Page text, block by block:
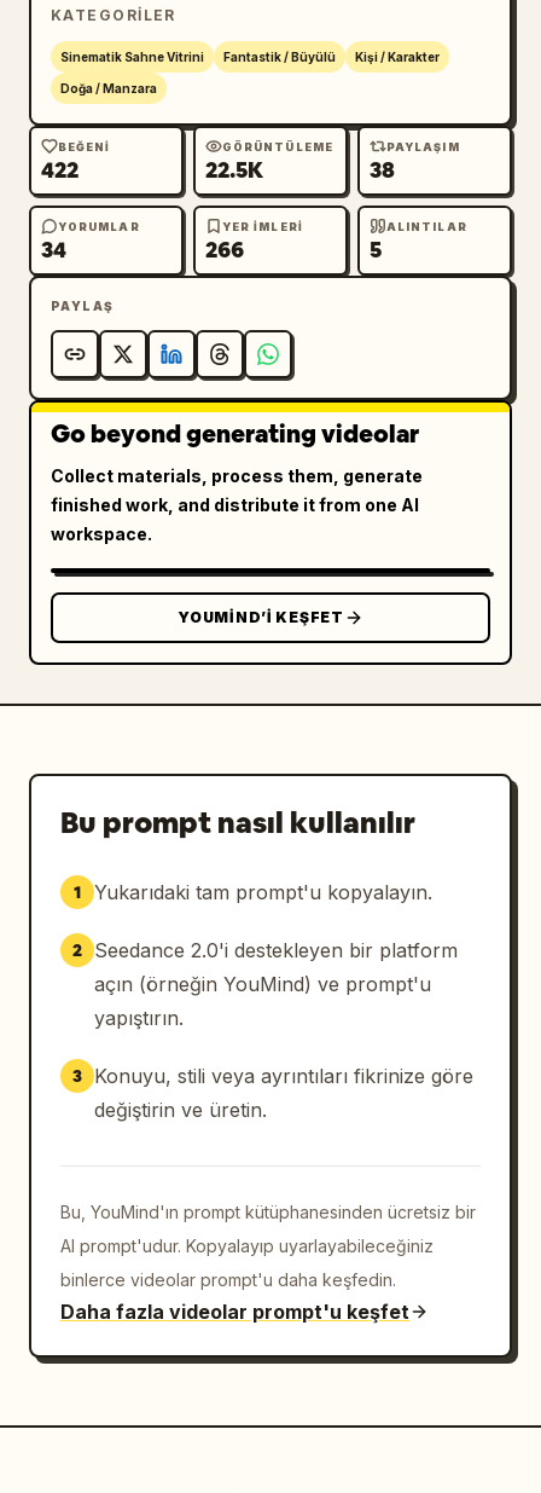
KATEGORILER
Sinematik Sahne Vitrini Fantastik / Büyülü Kişi / Karakter
Doğa / Manzara
BEĞENI
422
GÖRÜNTÜLEME
22.5K
PAYLAŞIM
38
YORUMLAR
34
YER IMLERI
266
ALINTILAR
5
PAYLAŞ
Go beyond generating videolar
Collect materials, process them, generate
finished work, and distribute it from one AI
workspace.
YOUMIND’I KEŞFET
Bu prompt nasıl kullanılır
1 Yukarıdaki tam prompt'u kopyalayın.
2
Seedance 2.0'i destekleyen bir platform
açın (örneğin YouMind) ve prompt'u
yapıştırın.
3
Konuyu, stili veya ayrıntıları fikrinize göre
değiştirin ve üretin.
Bu, YouMind'ın prompt kütüphanesinden ücretsiz bir
AI prompt'udur. Kopyalayıp uyarlayabileceğiniz
binlerce videolar prompt'u daha keşfedin.
Daha fazla videolar prompt'u keşfet